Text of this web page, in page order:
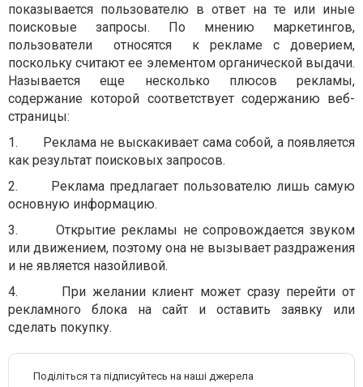
показывается пользователю в ответ на те или иные
поисковые запросы. По мнению маркетингов,
пользователи
относятся
к рекламе с доверием,
поскольку считают ее элементом органической выдачи.
Называется еще несколько плюсов рекламы,
содержание которой соответствует содержанию веб-
страницы:
1.
Реклама не выскакивает сама собой, а появляется
как результат поисковых запросов.
2.
Реклама предлагает пользователю лишь самую
основную информацию.
3.
Открытие рекламы не сопровождается звуком
или движением, поэтому она не вызывает раздражения
и не является назойливой.
4.
При желании клиент может сразу перейти от
рекламного блока на сайт и оставить заявку или
сделать покупку.
Поділіться та підписуйтесь на наші джерела